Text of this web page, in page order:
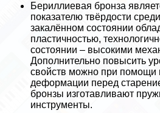
Бериллиевая бронза
показателю твёрдости
закалённом состоянии
пластичностью,
состоянии – высокими
Дополнительно повысить
свойств можно при помощи
деформации перед
бронзы изготавливают
инструменты.